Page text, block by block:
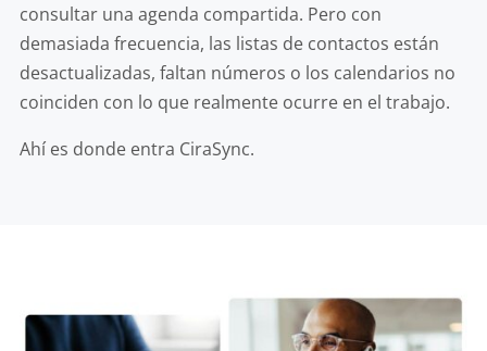
consultar una agenda compartida. Pero con
demasiada frecuencia, las listas de contactos están
desactualizadas, faltan números o los calendarios no
coinciden con lo que realmente ocurre en el trabajo.
Ahí es donde entra CiraSync.